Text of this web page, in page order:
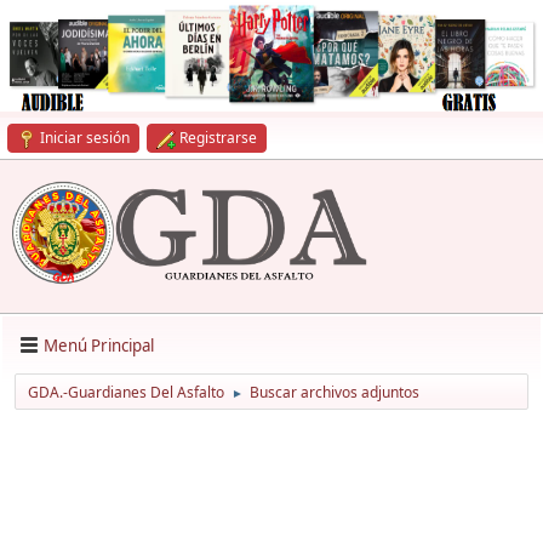
Iniciar sesión Registrarse
Menú Principal
GDA.-Guardianes Del Asfalto ► Buscar archivos adjuntos